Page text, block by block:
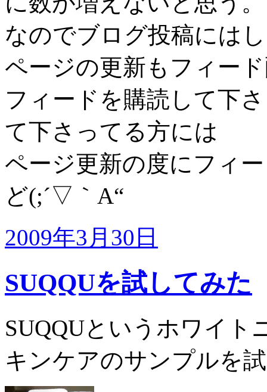
なのでブログ投稿には
ページの更新もフィー
フィードを購読して下
て下さってる方には
ページ更新の度にフィ
ど(;´▽｀A“
2009年3月30日
SUQQUを試してみた
SUQQUというホワイト
キンケアのサンプルを